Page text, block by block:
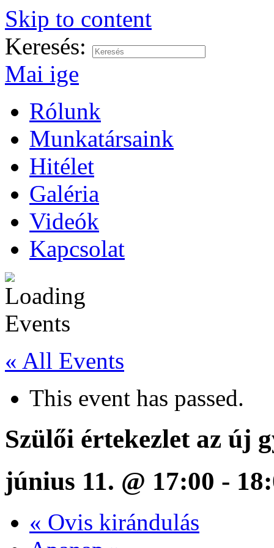
Skip to content
Keresés:
Mai ige
Rólunk
Munkatársaink
Hitélet
Galéria
Videók
Kapcsolat
« All Events
This event has passed.
Szülői értekezlet az új
június 11. @ 17:00 -
« Ovis kirándulás